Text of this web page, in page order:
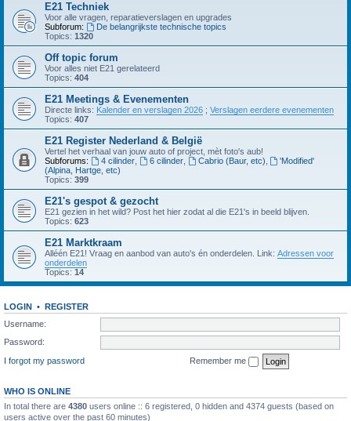
E21 Techniek
Voor alle vragen, reparatieverslagen en upgrades
Subforum:
De belangrijkste technische topics
Topics: 1320
Off topic forum
Voor alles niet E21 gerelateerd
Topics: 404
E21 Meetings & Evenementen
Directe links: Kalender en verslagen 2026 ; Verslagen eerdere evenementen
Topics: 407
E21 Register Nederland & België
Vertel het verhaal van jouw auto of project, mèt foto's aub!
Subforums:
4 cilinder, 6 cilinder, Cabrio (Baur, etc)
'Modified'
(Alpina, Hartge, etc)
Topics: 399
E21's gespot & gezocht
E21 gezien in het wild? Post het hier zodat al die E21's in beeld blijven.
Topics: 623
E21 Marktkraam
Alléén E21! Vraag en aanbod van auto's én onderdelen. Link: Adressen voor
onderdelen
Topics: 14
LOGIN • REGISTER
Username:
Password:
I forgot my password
Remember me
WHO IS ONLINE
In total there are 4380 users online :: 6 registered, 0 hidden and 4374 guests (based on
users active over the past 60 minutes)